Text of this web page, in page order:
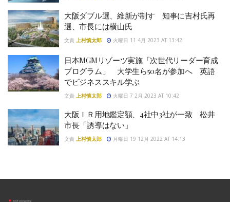
大阪ダブル選、維新が制す 知事に吉村氏再
選、市長には横山氏
文責 上村慎太郎 火曜日 11 4月 2023 AT 13:42
日本MGMリゾーツ実施「次世代リーダー育成
プログラム」 大学生ら50名が参加へ 英語
でビジネススキル学ぶ
文責 上村慎太郎 火曜日 7 2月 2023 AT 10:42
大阪ＩＲ用地鑑定額、4社中3社が一致 松井
市長「誘導はない」
文責 上村慎太郎 月曜日 19 12月 2022 AT 14:13